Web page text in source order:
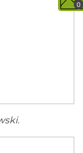
0